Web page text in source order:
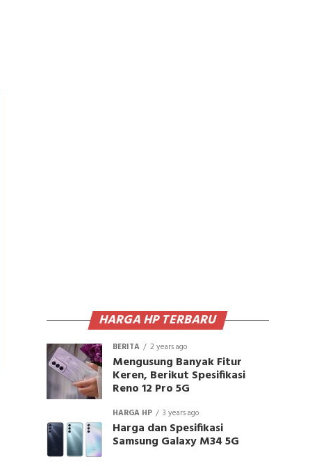
HARGA HP TERBARU
BERITA 2 years ago
Mengusung Banyak Fitur
Keren, Berikut Spesifikasi
Reno 12 Pro 5G
HARGA HP 3 years ago
Harga dan Spesifikasi
Samsung Galaxy M34 5G